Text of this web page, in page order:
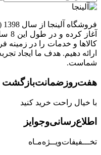
کالاها و خدمات را در
ارائه دهیم. هدف ما ایجاد
شماست.
هفت‌روز‌ضمانت‌بازگشت
با خیال راحت خرید کنید
اطلاع‌رسانی‌و‌جوایز
تخـــفیفات‌ویــژه‌مـاه